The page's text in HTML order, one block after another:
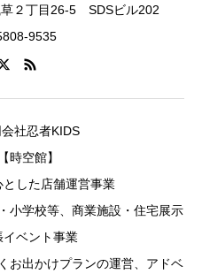
２丁目26-5 SDSビル202
9535
社忍者KIDS
時空館】
とした店舗運営事業
小学校等、商業施設・住宅展示
ベント事業
お出かけプランの運営、アドベ